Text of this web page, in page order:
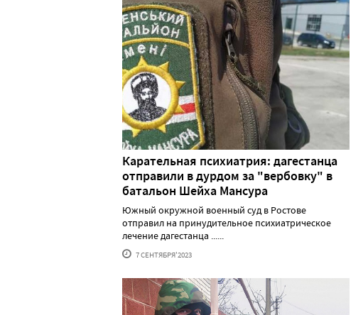
Карательная психиатрия: дагестанца
отправили в дурдом за "вербовку" в
батальон Шейха Мансура
Южный окружной военный суд в Ростове
отправил на принудительное психиатрическое
лечение дагестанца ......
7 СЕНТЯБРЯ'2023